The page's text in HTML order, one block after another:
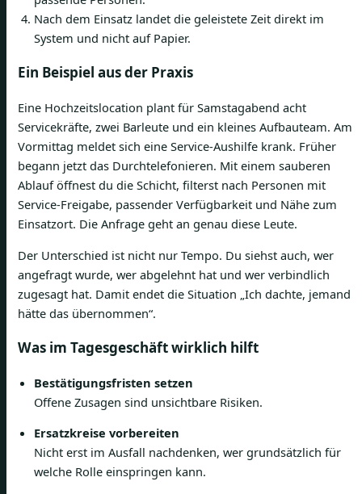
Nach dem Einsatz landet die geleistete Zeit direkt im
System und nicht auf Papier.
Ein Beispiel aus der Praxis
Eine Hochzeitslocation plant für Samstagabend acht
Servicekräfte, zwei Barleute und ein kleines Aufbauteam. Am
Vormittag meldet sich eine Service-Aushilfe krank. Früher
begann jetzt das Durchtelefonieren. Mit einem sauberen
Ablauf öffnest du die Schicht, filterst nach Personen mit
Service-Freigabe, passender Verfügbarkeit und Nähe zum
Einsatzort. Die Anfrage geht an genau diese Leute.
Der Unterschied ist nicht nur Tempo. Du siehst auch, wer
angefragt wurde, wer abgelehnt hat und wer verbindlich
zugesagt hat. Damit endet die Situation „Ich dachte, jemand
hätte das übernommen“.
Was im Tagesgeschäft wirklich hilft
Bestätigungsfristen setzen
Offene Zusagen sind unsichtbare Risiken.
Ersatzkreise vorbereiten
Nicht erst im Ausfall nachdenken, wer grundsätzlich für
welche Rolle einspringen kann.